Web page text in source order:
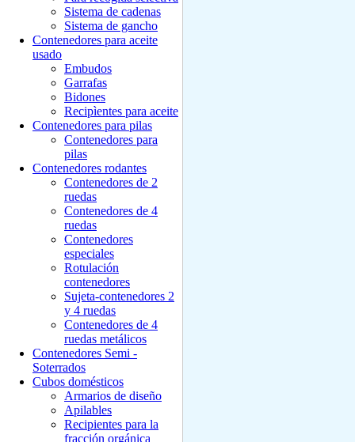
Sistema de cadenas
Sistema de gancho
Contenedores para aceite
usado
Embudos
Garrafas
Bidones
Recipìentes para aceite
Contenedores para pilas
Contenedores para
pilas
Contenedores rodantes
Contenedores de 2
ruedas
Contenedores de 4
ruedas
Contenedores
especiales
Rotulación
contenedores
Sujeta-contenedores 2
y 4 ruedas
Contenedores de 4
ruedas metálicos
Contenedores Semi -
Soterrados
Cubos domésticos
Armarios de diseño
Apilables
Recipientes para la
fracción orgánica